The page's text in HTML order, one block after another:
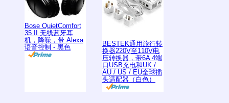
Bose QuietComfort
35 II 无线蓝牙耳
机，降噪，带 Alexa
语音控制 - 黑色
BESTEK通用旅行转
换器220V至110V电
压转换器，带6A 4端
口USB充电和UK /
AU / US / EU全球插
头适配器（白色）